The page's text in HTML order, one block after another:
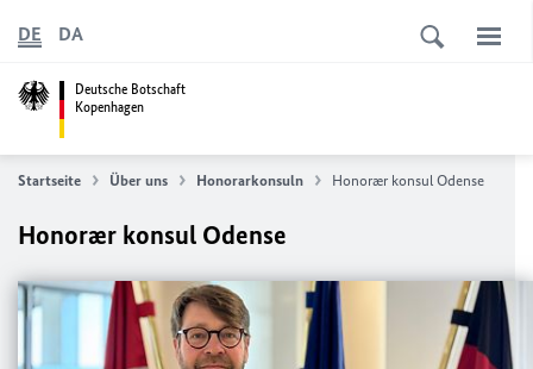
Deutsche Botschaft
Kopenhagen
DE DA
Startseite Über uns Honorarkonsuln Honorær konsul Odense
Honorær konsul Odense